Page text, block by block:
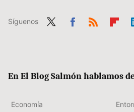
Síguenos
En El Blog Salmón hablamos
Economía